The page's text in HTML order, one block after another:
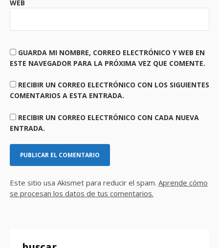
WEB
GUARDA MI NOMBRE, CORREO ELECTRÓNICO Y WEB EN
ESTE NAVEGADOR PARA LA PRÓXIMA VEZ QUE COMENTE.
RECIBIR UN CORREO ELECTRÓNICO CON LOS SIGUIENTES
COMENTARIOS A ESTA ENTRADA.
RECIBIR UN CORREO ELECTRÓNICO CON CADA NUEVA
ENTRADA.
Este sitio usa Akismet para reducir el spam. Aprende cómo
se procesan los datos de tus comentarios.